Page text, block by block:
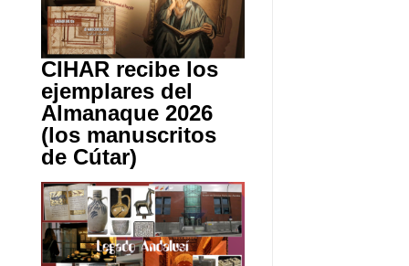
CIHAR recibe los
ejemplares del
Almanaque 2026
(los manuscritos
de Cútar)